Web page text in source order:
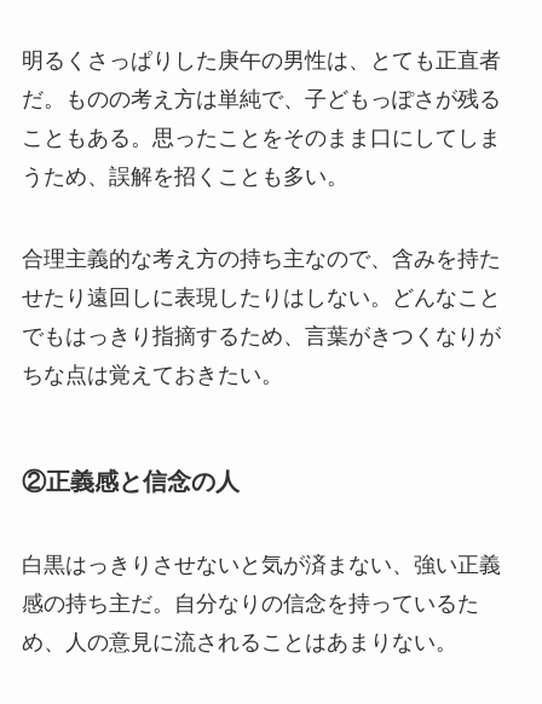
明るくさっぱりした庚午の男性は、とても正直者
だ。ものの考え方は単純で、子どもっぽさが残る
こともある。思ったことをそのまま口にしてしま
うため、誤解を招くことも多い。
合理主義的な考え方の持ち主なので、含みを持た
せたり遠回しに表現したりはしない。どんなこと
でもはっきり指摘するため、言葉がきつくなりが
ちな点は覚えておきたい。
②正義感と信念の人
白黒はっきりさせないと気が済まない、強い正義
感の持ち主だ。自分なりの信念を持っているた
め、人の意見に流されることはあまりない。